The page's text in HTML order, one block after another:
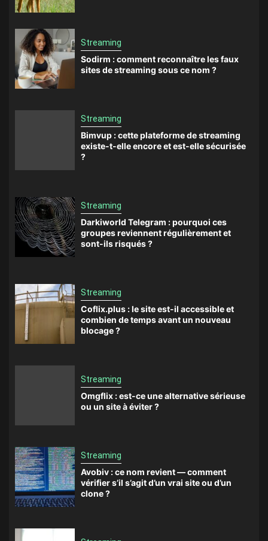
Streaming
Sodirm : comment reconnaître les faux
sites de streaming sous ce nom ?
Streaming
Bimvup : cette plateforme de streaming
existe-t-elle encore et est-elle sécurisée
?
Streaming
Darkiworld Telegram : pourquoi ces
groupes reviennent régulièrement et
sont-ils risqués ?
Streaming
Coflix.plus : le site est-il accessible et
combien de temps avant un nouveau
blocage ?
Streaming
Omgflix : est-ce une alternative sérieuse
ou un site à éviter ?
Streaming
Avobiv : ce nom revient — comment
vérifier s’il s’agit d’un vrai site ou d’un
clone ?